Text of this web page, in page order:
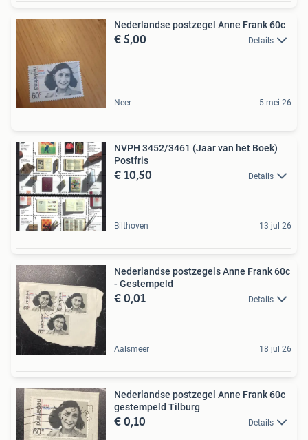
Nederlandse postzegel Anne Frank 60c
€ 5,00 Details
Neer 5 mei 26
NVPH 3452/3461 (Jaar van het Boek)
Postfris
€ 10,50 Details
Bilthoven 13 jul 26
Nederlandse postzegels Anne Frank 60c
- Gestempeld
€ 0,01 Details
Aalsmeer 18 jul 26
Nederlandse postzegel Anne Frank 60c
gestempeld Tilburg
€ 0,10 Details